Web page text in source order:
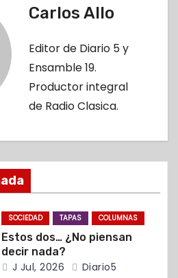
Carlos Allo
Editor de Diario 5 y
Ensamble 19.
Productor integral
de Radio Clasica.
SOCIEDAD TAPAS COLUMNAS
Estos dos… ¿No piensan
decir nada?
J Jul, 2026 Diario5